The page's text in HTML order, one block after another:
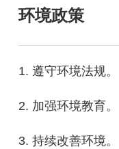
环境政策
1. 遵守环境法规。
2. 加强环境教育。
3. 持续改善环境。